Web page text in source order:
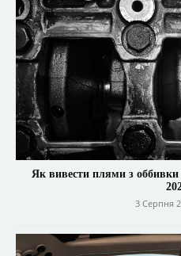
Як вивести плями з оббивки
3 Серпня